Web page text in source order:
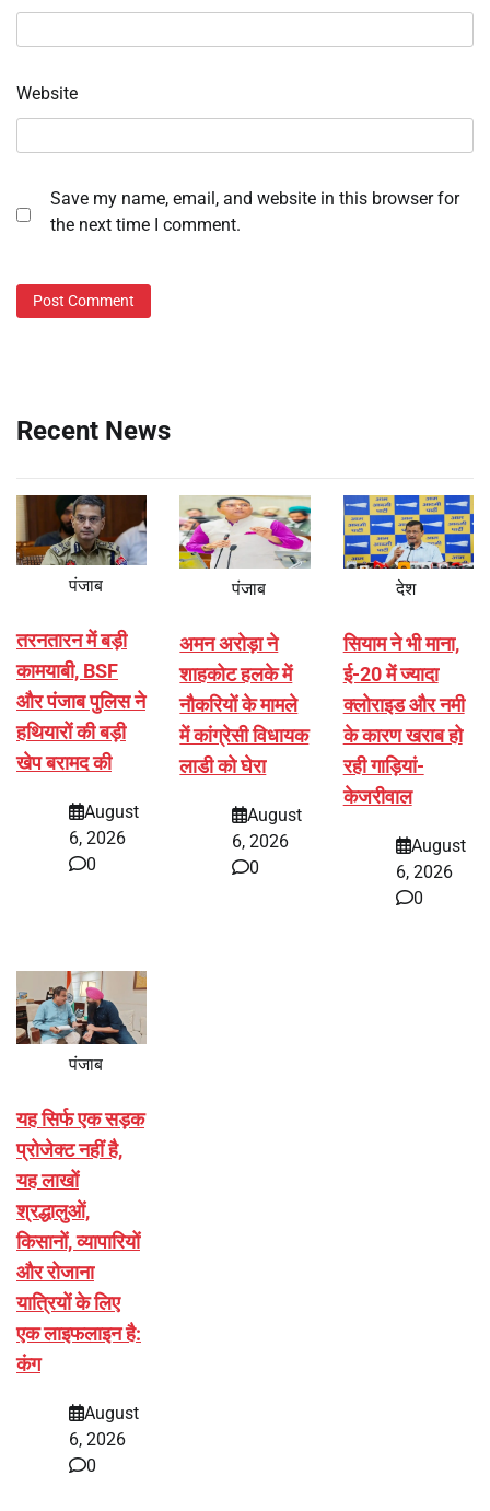
Website
Save my name, email, and website in this browser for
the next time I comment.
Recent News
पंजाब
तरनतारन में बड़ी
कामयाबी, BSF
और पंजाब पुलिस ने
हथियारों की बड़ी
खेप बरामद की
August
6, 2026
0
पंजाब
अमन अरोड़ा ने
शाहकोट हलके में
नौकरियों के मामले
में कांग्रेसी विधायक
लाडी को घेरा
August
6, 2026
0
देश
सियाम ने भी माना,
ई-20 में ज्यादा
क्लोराइड और नमी
के कारण खराब हो
रही गाड़ियां-
केजरीवाल
August
6, 2026
0
पंजाब
यह सिर्फ एक सड़क
प्रोजेक्ट नहीं है,
यह लाखों
श्रद्धालुओं,
किसानों, व्यापारियों
और रोजाना
यात्रियों के लिए
एक लाइफलाइन है:
कंग
August
6, 2026
0